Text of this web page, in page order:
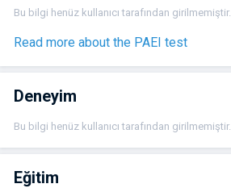
Bu bilgi henüz kullanıcı tarafından girilmemiştir.
Read more about the PAEI test
Deneyim
Bu bilgi henüz kullanıcı tarafından girilmemiştir.
Eğitim